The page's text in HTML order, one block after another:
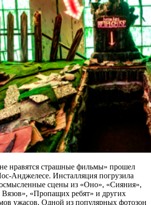
нравятся страшные фильмы» прошел
Анджелесе. Инсталляция погрузила
сцены из «Оно», «Сияния»,
«Пропащих ребят» и других
ужасов. Одной из популярных фотозон